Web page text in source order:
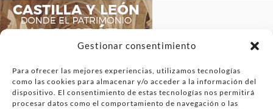
Gestionar consentimiento
Para ofrecer las mejores experiencias, utilizamos tecnologías
como las cookies para almacenar y/o acceder a la información del
dispositivo. El consentimiento de estas tecnologías nos permitirá
procesar datos como el comportamiento de navegación o las